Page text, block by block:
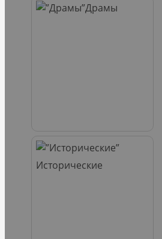
Драмы
Исторические